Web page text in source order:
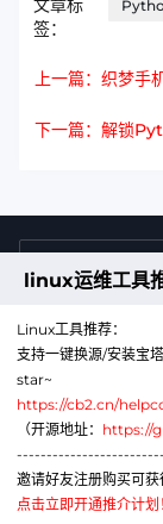
文章标
签：
上一篇：织梦手
下一篇：解锁
公众号
linux运维工具
Linux工具推荐：
支持一键换源/安装宝
star~
https://cb2.cn/
（开源地址： https://
邀请好友注册购买可获
点击立即开通推介计划